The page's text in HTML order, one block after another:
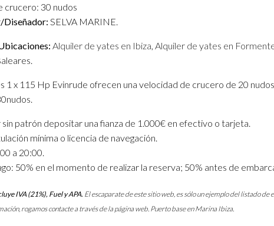
crucero: 30 nudos
SELVA MARINE.
Alquiler de yates en Ibiza, Alquiler de yates en
1 x 115 Hp Evinrude ofrecen una velocidad de crucero de 20
sin patrón depositar una fianza de 1.000€ en efectivo o tarjeta.
mínima o licencia de navegación.
a 20:00.
50% en el momento de realizar la reserva; 50% antes de
IVA (21%), Fuel y APA. El escaparate de este sitio web, es sólo un ejemplo del listado de
rogamos contacte a través de la página web. Puerto base en Marina Ibiza.